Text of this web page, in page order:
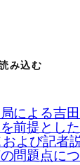
み込む
による吉
前提とし
よび記者
問題点に